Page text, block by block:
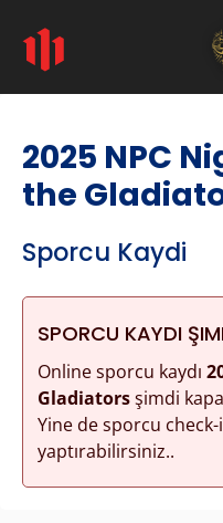
2025 NPC
the
Sporcu Kaydi
SPORCU KAYDI
Online sporcu kaydı
Gladiatorsşimdi
Yine de sporcu
yaptırabilirsiniz..